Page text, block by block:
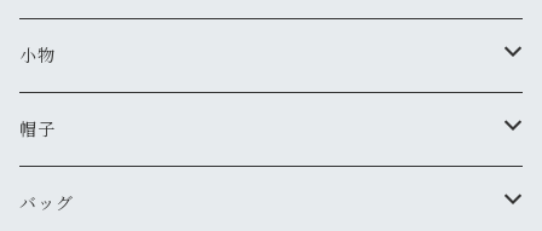
新品
古着
新品
ワークジャケット
古着
新品
コート
古着
マウンテンパーカー
新品
新品
古着
ポロシャツ
新品
古着
シャツ（半袖）
古着
シャツ（長袖）
古着
新品
古着
チノパン
古着
新品
ショートパンツ
古着
オーバーオール
ブーツ
古着
新品
サンダル
長靴・レインシューズ
ネックレス
ブレスレット
新品
バングル・リストバンド
小物
財布
新品
キーケース
帽子
キャップ
バッグ